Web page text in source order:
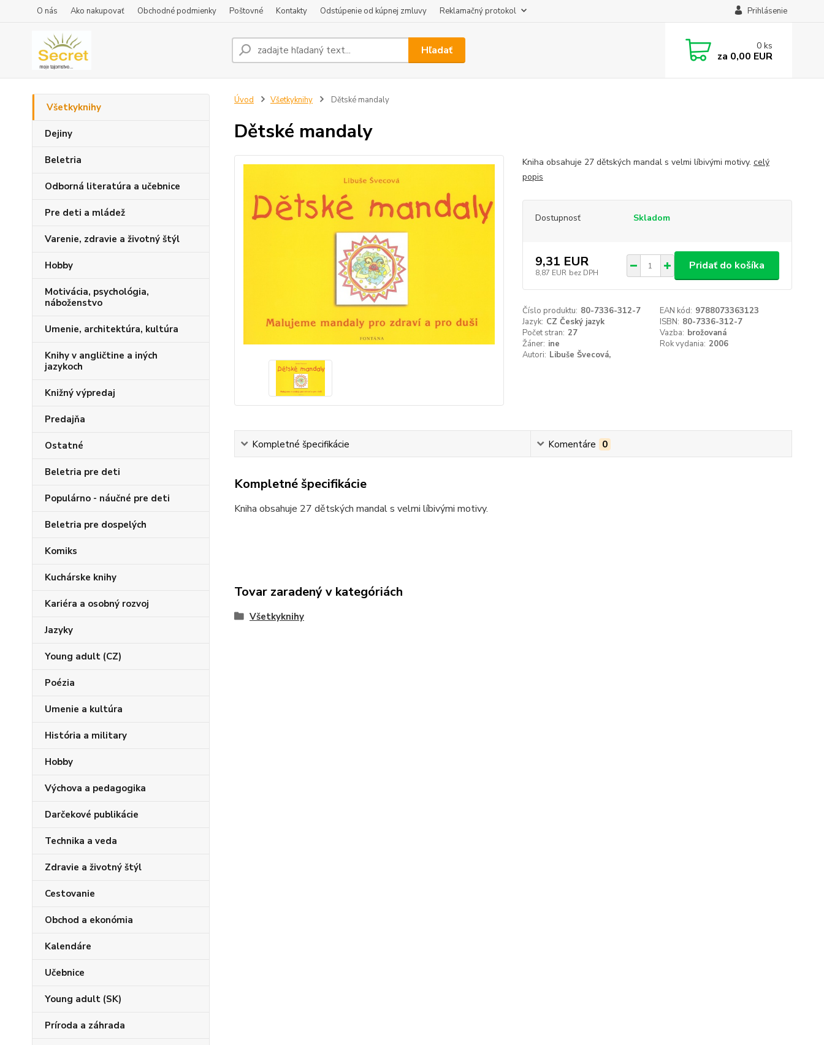
O nás Ako nakupovať Obchodné podmienky Poštovné Kontakty Odstúpenie od kúpnej zmluvy Reklamačný protokol Prihlásenie
Hľadať 0 ks
za 0,00 EUR
Všetkyknihy
Dejiny
Beletria
Odborná literatúra a učebnice
Pre deti a mládež
Varenie, zdravie a životný štýl
Hobby
Motivácia, psychológia,
náboženstvo
Umenie, architektúra, kultúra
Knihy v angličtine a iných
jazykoch
Knižný výpredaj
Predajňa
Ostatné
Beletria pre deti
Populárno - náučné pre deti
Beletria pre dospelých
Komiks
Kuchárske knihy
Kariéra a osobný rozvoj
Jazyky
Young adult (CZ)
Poézia
Umenie a kultúra
História a military
Hobby
Výchova a pedagogika
Darčekové publikácie
Technika a veda
Zdravie a životný štýl
Cestovanie
Obchod a ekonómia
Kalendáre
Učebnice
Young adult (SK)
Príroda a záhrada
Úvod Všetkyknihy Dětské mandaly
Dětské mandaly
Kniha obsahuje 27 dětských mandal s velmi líbivými motivy. celý
popis
Dostupnosť Skladom
9,31 EUR
8,87 EUR bez DPH
Pridať do košíka
Číslo produktu: 80-7336-312-7 EAN kód: 9788073363123
Jazyk: CZ Český jazyk ISBN: 80-7336-312-7
Počet stran: 27 Vazba: brožovaná
Žáner: ine Rok vydania: 2006
Autori: Libuše Švecová,
Kompletné špecifikácie Komentáre 0
Kompletné špecifikácie
Kniha obsahuje 27 dětských mandal s velmi líbivými motivy.
Tovar zaradený v kategóriách
Všetkyknihy